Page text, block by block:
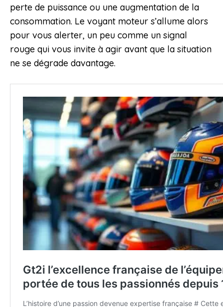
perte de puissance ou une augmentation de la
consommation. Le voyant moteur s’allume alors
pour vous alerter, un peu comme un signal
rouge qui vous invite à agir avant que la situation
ne se dégrade davantage.